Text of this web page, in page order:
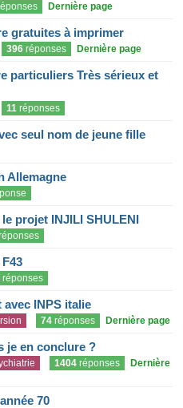
Dernière page
gratuites à imprimer
396 réponses Dernière page
particuliers Très sérieux et
11 réponses
seul nom de jeune fille
Allemagne
projet INJILI SHULENI
réponses
INPS italie
74 réponses Dernière page
je en conclure ?
1404 réponses
Dernière
70